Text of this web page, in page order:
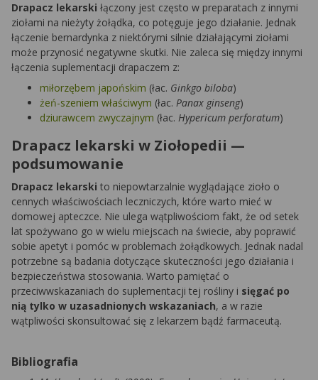
Drapacz lekarski łączony jest często w preparatach z innymi
ziołami na nieżyty żołądka, co potęguje jego działanie. Jednak
łączenie bernardynka z niektórymi silnie działającymi ziołami
może przynosić negatywne skutki. Nie zaleca się między innymi
łączenia suplementacji drapaczem z:
miłorzębem japońskim (łac. Ginkgo biloba)
żeń-szeniem właściwym (łac. Panax ginseng)
dziurawcem zwyczajnym (łac. Hypericum perforatum)
Drapacz lekarski w Ziołopedii —
podsumowanie
Drapacz lekarski to niepowtarzalnie wyglądające zioło o
cennych właściwościach leczniczych, które warto mieć w
domowej apteczce. Nie ulega wątpliwościom fakt, że od setek
lat spożywano go w wielu miejscach na świecie, aby poprawić
sobie apetyt i pomóc w problemach żołądkowych. Jednak nadal
potrzebne są badania dotyczące skuteczności jego działania i
bezpieczeństwa stosowania. Warto pamiętać o
przeciwwskazaniach do suplementacji tej rośliny i sięgać po
nią tylko w uzasadnionych wskazaniach, a w razie
wątpliwości skonsultować się z lekarzem bądź farmaceutą.
Bibliografia